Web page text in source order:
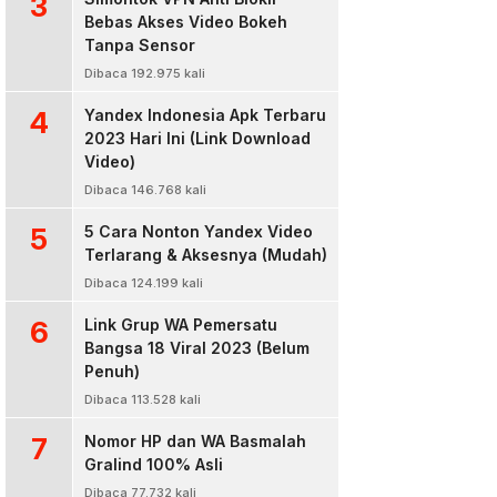
Bebas Akses Video Bokeh
Tanpa Sensor
Dibaca 192.975 kali
4
Yandex Indonesia Apk Terbaru
2023 Hari Ini (Link Download
Video)
Dibaca 146.768 kali
5
5 Cara Nonton Yandex Video
Terlarang & Aksesnya (Mudah)
Dibaca 124.199 kali
6
Link Grup WA Pemersatu
Bangsa 18 Viral 2023 (Belum
Penuh)
Dibaca 113.528 kali
7
Nomor HP dan WA Basmalah
Gralind 100% Asli
Dibaca 77.732 kali